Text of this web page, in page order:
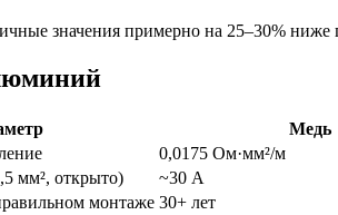
значения примерно на 25–30% ниже
Медь
0,0175 Ом·мм²/м
мм², открыто)
~30 А
монтаже 30+ лет